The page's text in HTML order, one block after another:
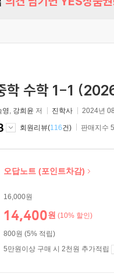
학 수학 1-1
영, 강희윤 저 진학사 2024년
회원리뷰(116건) 판매지수
오답노트 (포인트차감)
16,000원
14,400원 (10% 할인)
800원 (5% 적립)
5만원이상 구매 시 2천원 추가적립